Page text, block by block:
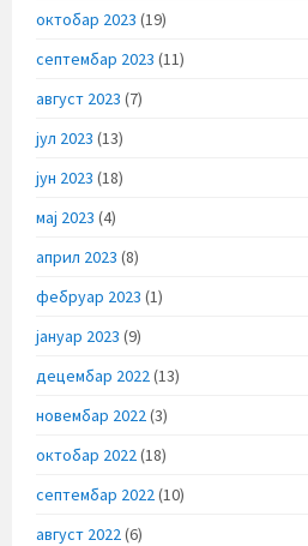
октобар 2023 (19)
септембар 2023 (11)
август 2023 (7)
јул 2023 (13)
јун 2023 (18)
мај 2023 (4)
април 2023 (8)
фебруар 2023 (1)
јануар 2023 (9)
децембар 2022(13)
новембар 2022(3)
октобар 2022(18)
септембар 2022(10)
август 2022(6)